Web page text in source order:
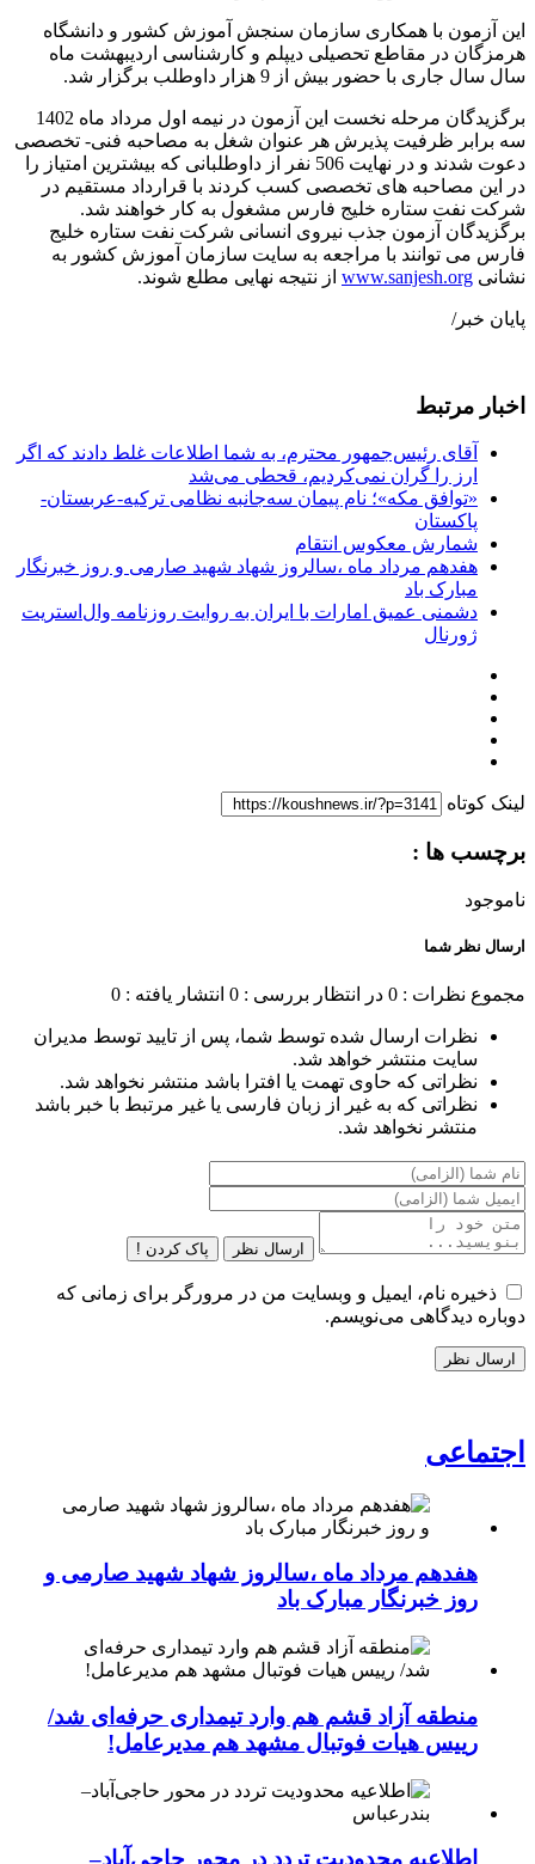
این آزمون با همکاری سازمان سنجش آموزش کشور و دانشگاه
هرمزگان در مقاطع تحصیلی دیپلم و کارشناسی اردیبهشت ماه
سال سال جاری با حضور بیش از 9 هزار داوطلب برگزار شد.
برگزیدگان مرحله نخست این آزمون در نیمه اول مرداد ماه 1402
سه برابر ظرفیت پذیرش هر عنوان شغل به مصاحبه فنی- تخصصی
دعوت شدند و در نهایت 506 نفر از داوطلبانی که بیشترین امتیاز را
در این مصاحبه های تخصصی کسب کردند با قرارداد مستقیم در
شرکت نفت ستاره خلیج فارس مشغول به کار خواهند شد.
برگزیدگان آزمون جذب نیروی انسانی شرکت نفت ستاره خلیج
فارس می توانند با مراجعه به سایت سازمان آموزش کشور به
نشانی www.sanjesh.org از نتیجه نهایی مطلع شوند.
پایان خبر/
اخبار مرتبط
آقای رئیس‌جمهور محترم، به شما اطلاعات غلط دادند که اگر
ارز را گران نمی‌کردیم، قحطی می‌شد
«توافق مکه»؛ نام پیمان سه‌جانبه نظامی ترکیه-عربستان-
پاکستان
شمارش معکوس انتقام
هفدهم مرداد ماه ،سالروز شهاد شهید صارمی و روز خبرنگار
مبارک باد
دشمنی عمیق امارات با ایران به روایت روزنامه وال‌استریت
ژورنال
لینک کوتاه
برچسب ها :
ناموجود
ارسال نظر شما
مجموع نظرات : 0 در انتظار بررسی : 0 انتشار یافته : 0
نظرات ارسال شده توسط شما، پس از تایید توسط مدیران
سایت منتشر خواهد شد.
نظراتی که حاوی تهمت یا افترا باشد منتشر نخواهد شد.
نظراتی که به غیر از زبان فارسی یا غیر مرتبط با خبر باشد
منتشر نخواهد شد.
ارسال نظر پاک کردن !
ذخیره نام، ایمیل و وبسایت من در مرورگر برای زمانی که
دوباره دیدگاهی می‌نویسم.
اجتماعی
هفدهم مرداد ماه ،سالروز شهاد شهید صارمی و
روز خبرنگار مبارک باد
منطقه آزاد قشم هم وارد تیمداری حرفه‌ای شد/
رییس هیات فوتبال مشهد هم مدیرعامل!
اطلاعیه محدودیت تردد در محور حاجی‌آباد–